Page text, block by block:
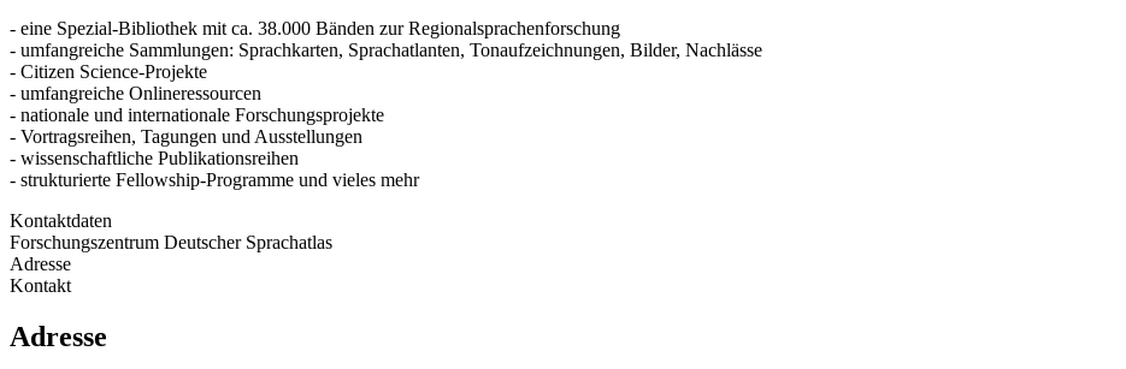
- eine Spezial-Bibliothek mit ca. 38.000 Bänden zur Regionalsprachenforschung
- umfangreiche Sammlungen: Sprachkarten, Sprachatlanten, Tonaufzeichnungen, Bilder, Nachlässe
- Citizen Science-Projekte
- umfangreiche Onlineressourcen
- nationale und internationale Forschungsprojekte
- Vortragsreihen, Tagungen und Ausstellungen
- wissenschaftliche Publikationsreihen
- strukturierte Fellowship-Programme und vieles mehr
Kontaktdaten
Forschungszentrum Deutscher Sprachatlas
Adresse
Kontakt
Adresse